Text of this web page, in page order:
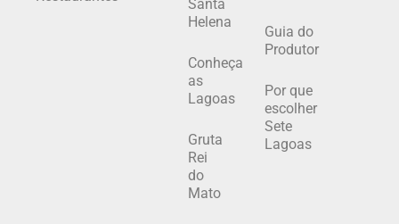
Santa
Helena
Conheça
as
Lagoas
Gruta
Rei
do
Mato
Guia do
Produtor
Por que
escolher
Sete
Lagoas